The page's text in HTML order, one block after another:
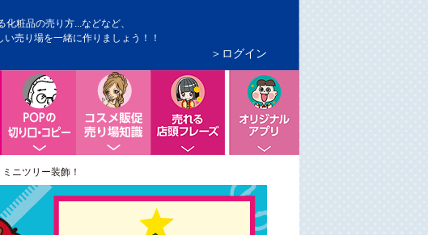
粧品の売り方...などなど、
売り場を一緒に作りましょう！！
＞ログイン
きイラスト
手書きPOPの色づかいPOPの切り口コピーコスメ販促、売り場知識店頭で売れるフレーズ
ツリー装飾！